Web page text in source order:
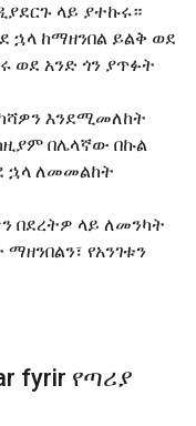
ላይ ያተኩሩ።
ኋላ ከማዘንበል ይልቅ ወደ
ወደ አንድ ጎን ያጥፉት
እንደሚመለከት
በሌላኛው በኩል
ኋላ ለመመልከት
በደረትዎ ላይ ለመንካት
የአንገቱን
fyrir የጣሪያ